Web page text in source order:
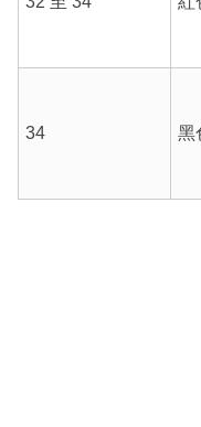
34 黑